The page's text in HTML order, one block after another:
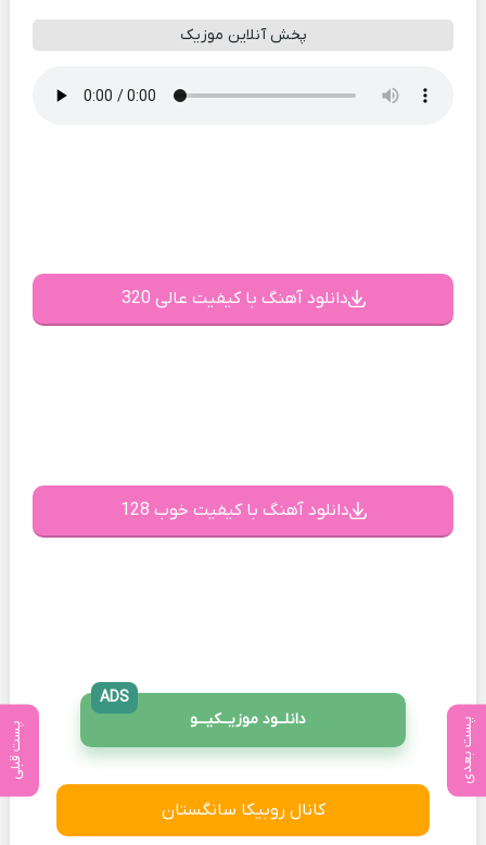
پست بعدی پست قبلی
پخش آنلاین موزیک
دانلود آهنگ با کیفیت عالی 320
دانلود آهنگ با کیفیت خوب 128
دانلــود موزیــکیـــو
ADS
کانال روبیکا سانگستان